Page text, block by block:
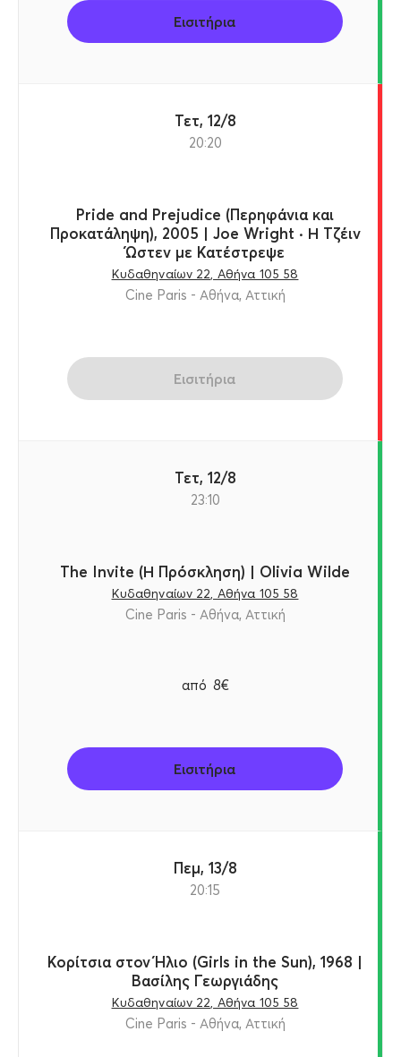
Εισιτήρια
Τετ, 12/8
20:20
Pride and Prejudice (Περηφάνια και
Προκατάληψη), 2005 | Joe Wright · Η Τζέιν
Ώστεν με Κατέστρεψε
Κυδαθηναίων 22, Αθήνα 105 58
Cine Paris - Αθήνα, Αττική
Εισιτήρια
Τετ, 12/8
23:10
The Invite (Η Πρόσκληση) | Olivia Wilde
Κυδαθηναίων 22, Αθήνα 105 58
Cine Paris - Αθήνα, Αττική
από 8€
Εισιτήρια
Πεμ, 13/8
20:15
Κορίτσια στον Ήλιο (Girls in the Sun), 1968 |
Βασίλης Γεωργιάδης
Κυδαθηναίων 22, Αθήνα 105 58
Cine Paris - Αθήνα, Αττική